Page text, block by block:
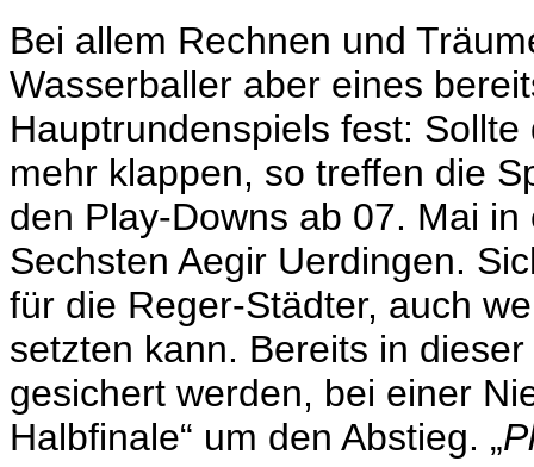
Bei allem Rechnen und
Wasserballer aber eines
Hauptrundenspiels fest:
mehr klappen, so treffen die
den Play-Downs ab 07. Mai
Sechsten Aegir Uerdingen.
für die Reger-Städter, auch
setzten kann. Bereits in
gesichert werden, bei einer
Halbfinale“ um den Abstieg. „